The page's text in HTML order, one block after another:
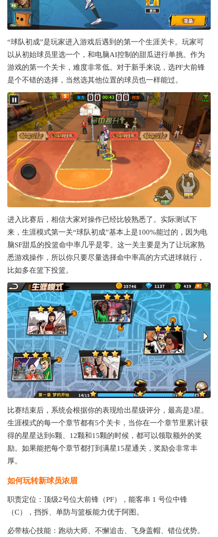
“球队初成”是玩家进入游戏后遇到的第一个生涯关卡。玩家可
以从初始球员里选一个，和电脑AI控制的甜瓜进行单挑。作为
游戏的第一个关卡，难度非常低。对于新手来说，选PF大前锋
是个不错的选择，当然选其他位置的球员也一样能过。
进入比赛后，相信大家对操作已经比较熟悉了。实际测试下
来，生涯模式第一关“球队初成”基本上是100%能过的，因为电
脑SF甜瓜的投篮命中率几乎是零。这一关主要是为了让玩家熟
悉游戏操作，所以你只要尽量选择命中率高的方式进球就行，
比如多在篮下投篮。
比赛结束后，系统会根据你的表现给出星级评分，最高是3星。
生涯模式的每一个章节都有5个关卡，当你在一个章节里累计获
得的星星达到6颗、12颗和15颗的时候，都可以领取额外的奖
励。如果能把每个章节都打到满星15星通关，奖励会非常丰
厚。
如何玩转新球员浓眉
职责定位：顶级2号位大前锋（PF），能客串 1 号位中锋
（C），挡拆、单防与篮板能力优于阿图。
必带核心技能：跑动大师、不懈追击、飞身盖帽、错位优势。